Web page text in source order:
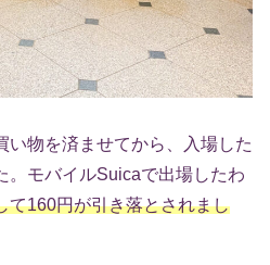
い物を済ませてから、入場した
。モバイルSuicaで出場したわ
て160円が引き落とされまし